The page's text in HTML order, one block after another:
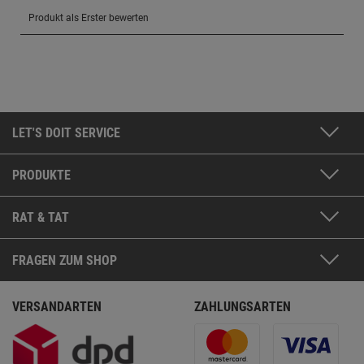
LET'S DOIT SERVICE
PRODUKTE
RAT & TAT
FRAGEN ZUM SHOP
VERSANDARTEN ZAHLUNGSARTEN